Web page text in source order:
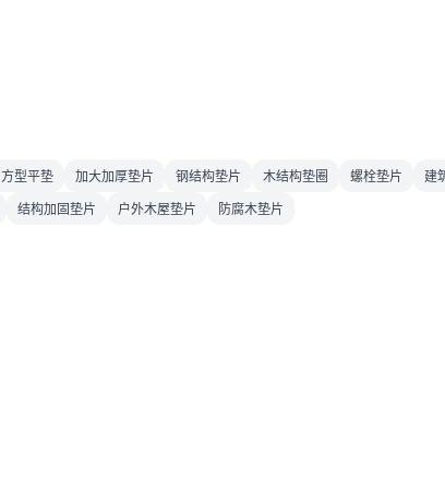
方型平垫 加大加厚垫片 钢结构垫片 木结构垫圈 螺栓垫片 建
结构加固垫片 户外木屋垫片 防腐木垫片